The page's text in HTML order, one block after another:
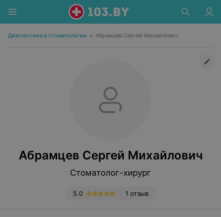
Диагностика в стоматологии • Абрамцев Сергей Михайлович
Абрамцев Сергей Михайлович
Стоматолог-хирург
1 отзыв
5.0